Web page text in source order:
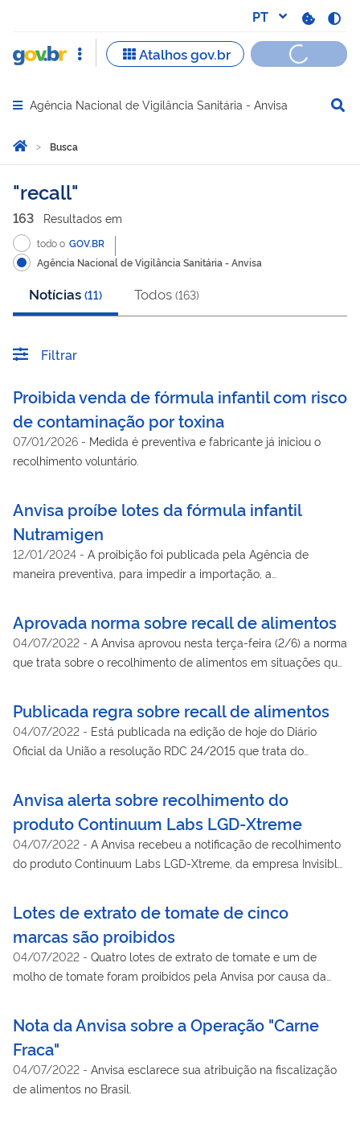
Abrir menu principal de navegação
Agência Nacional de Vigilância Sanitária - Anvisa
Você está aqui:
Página Inicial
Busca
Busca
recall
163 Resultados em
todo o GOV.BR
Agência Nacional de Vigilância Sanitária - Anvisa
Notícias (11) Todos (163)
Filtrar
Proibida venda de fórmula infantil com risco
de contaminação por toxina
07/01/2026 - Medida é preventiva e fabricante já iniciou o
recolhimento voluntário.
Anvisa proíbe lotes da fórmula infantil
Nutramigen
12/01/2024 - A proibição foi publicada pela Agência de
maneira preventiva, para impedir a importação, a
Aprovada norma sobre recall de alimentos
04/07/2022 - A Anvisa aprovou nesta terça-feira (2/6) a norma
que trata sobre o recolhimento de alimentos em situações que
Publicada regra sobre recall de alimentos
04/07/2022 - Está publicada na edição de hoje do Diário
Oficial da União a resolução RDC 24/2015 que trata do
alimentos devem proceder em caso de identificação de risco e
necessidade de realizar o recolhimento de produtos no
mercado, também conhecido como recall.
Anvisa alerta sobre recolhimento do
produto Continuum Labs LGD-Xtreme
04/07/2022 - A Anvisa recebeu a notificação de recolhimento
do produto Continuum Labs LGD-Xtreme, da empresa Invisiblu
substância LGD-4033 Ligandrol, uma droga não autorizada
para uso.
Lotes de extrato de tomate de cinco
marcas são proibidos
04/07/2022 - Quatro lotes de extrato de tomate e um de
molho de tomate foram proibidos pela Anvisa por causa da
Nota da Anvisa sobre a Operação "Carne
Fraca"
04/07/2022 - Anvisa esclarece sua atribuição na fiscalização
de alimentos no Brasil.